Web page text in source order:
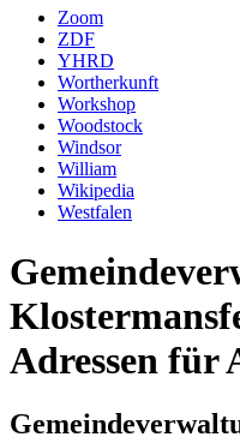
Zoom
ZDF
YHRD
Wortherkunft
Workshop
Woodstock
Windsor
William
Wikipedia
Westfalen
Adressen für